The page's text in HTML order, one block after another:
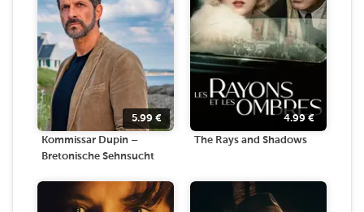
5.99 €
Kommissar Dupin –
Bretonische Sehnsucht
4.99€
The Rays and Shadows